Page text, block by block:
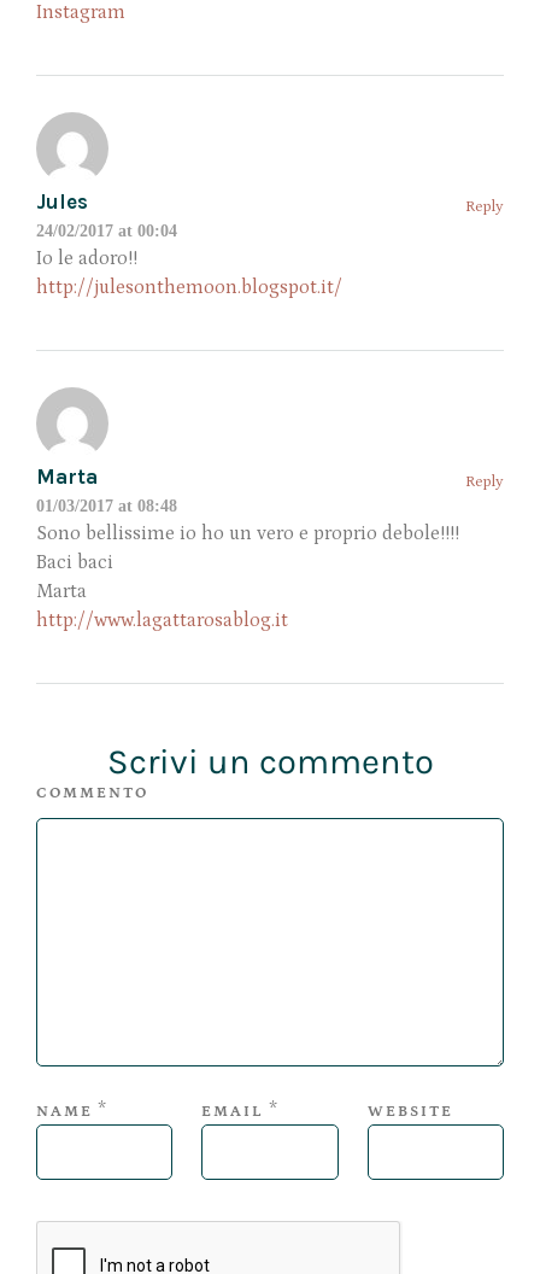
Instagram
Jules
24/02/2017 at 00:04
Reply
Io le adoro!!
http://julesonthemoon.blogspot.it/
Marta
01/03/2017 at 08:48
Reply
Sono bellissime io ho un vero e proprio debole!!!!
Baci baci
Marta
http://www.lagattarosablog.it
Scrivi un commento
COMMENTO
NAME * EMAIL * WEBSITE